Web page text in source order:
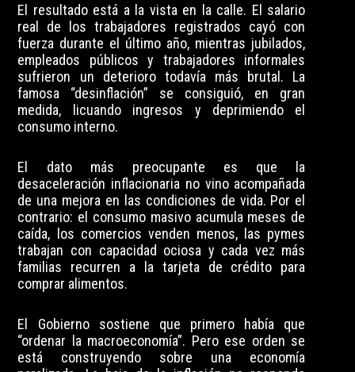
El resultado está a la vista en la calle. El salario
real de los trabajadores registrados cayó con
fuerza durante el último año, mientras jubilados,
empleados públicos y trabajadores informales
sufrieron un deterioro todavía más brutal. La
famosa “desinflación” se consiguió, en gran
medida, licuando ingresos y deprimiendo el
consumo interno.
El dato más preocupante es que la
desaceleración inflacionaria no vino acompañada
de una mejora en las condiciones de vida. Por el
contrario: el consumo masivo acumula meses de
caída, los comercios venden menos, las pymes
trabajan con capacidad ociosa y cada vez más
familias recurren a la tarjeta de crédito para
comprar alimentos.
El Gobierno sostiene que primero había que
“ordenar la macroeconomía”. Pero ese orden se
está construyendo sobre una economía